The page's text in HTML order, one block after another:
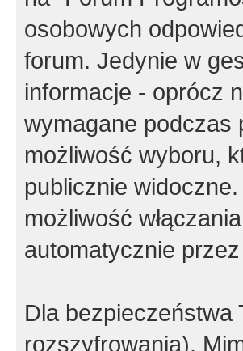
osobowych
forum. Jedynie w
informacje - oprócz
wymagane podczas
możliwość wyboru,
publicznie
możliwość
automatycznie
Dla bezpieczeństwa
rozszyfrowania).